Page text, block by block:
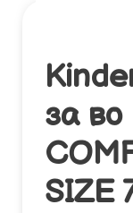
за во
SIZE